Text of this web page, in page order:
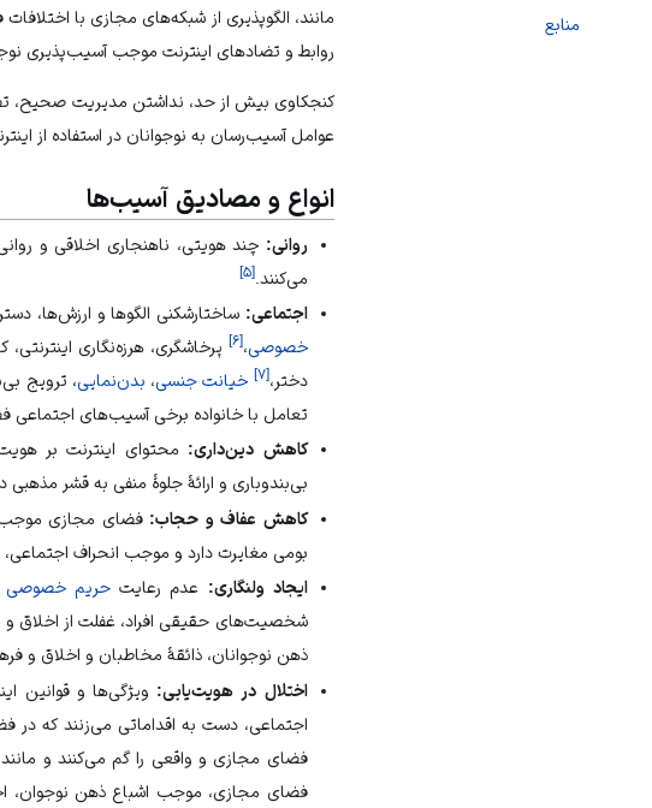
منابع
مانند، الگوپذیری از شبکه‌های مجازی با
روابط و تضادهای اینترنت موجب آسیب‌پذیری
کنجکاوی بیش از حد، نداشتن مدیریت صحیح،
عوامل آسیب‌رسان به نوجوانان در استفاده از
انواع و مصادیق آسیب‌ها
روانی: چند هویتی، ناهنجاری اخلاقی و
می‌کنند.[۵]
اجتماعی: ساختارشکنی الگوها و ارزش‌ها،
خصوصی،[۶] پرخاشگری، هرزه‌نگاری اینترنتی،
دختر،[۷] خیانت جنسی، بدن‌نمایی، ترویج
تعامل با خانواده برخی آسیب‌های اجتماعی
کاهش دین‌داری: محتوای اینترنت بر
بی‌بندوباری و ارائهٔ جلوهٔ منفی به قشر
کاهش عفاف و حجاب: فضای مجازی موجب
بومی مغایرت دارد و موجب انحراف
ایجاد ولنگاری: عدم رعایت حریم خصوصی
شخصیت‌های حقیقی افراد، غفلت از اخلاق و
ذهن نوجوانان، ذائقهٔ مخاطبان و اخلاق و
اختلال در هویت‌یابی: ویژگی‌ها و قوانین
اجتماعی، دست به اقداماتی می‌زنند که در
فضای مجازی و واقعی را گم می‌کنند و
فضای مجازی، موجب اشباع ذهن نوجوان،